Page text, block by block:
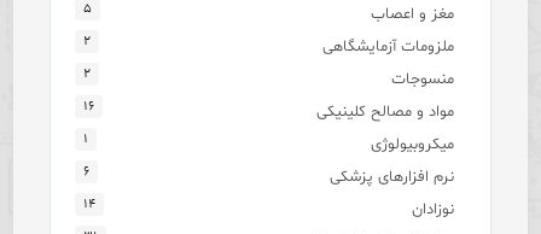
مغز و اعصاب ۵
ملزومات آزمایشگاهی ۲
منسوجات ۲
مواد و مصالح کلینیکی ۱۶
میکروبیولوژی ۱
نرم افزارهای پزشکی ۶
نوزادان ۱۴